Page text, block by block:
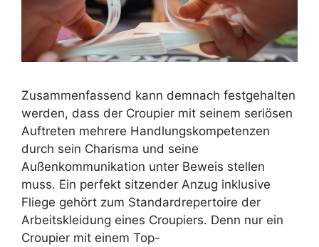
Zusammenfassend kann demnach festgehalten
werden, dass der Croupier mit seinem seriösen
Auftreten mehrere Handlungskompetenzen
durch sein Charisma und seine
Außenkommunikation unter Beweis stellen
muss. Ein perfekt sitzender Anzug inklusive
Fliege gehört zum Standardrepertoire der
Arbeitskleidung eines Croupiers. Denn nur ein
Croupier mit einem Top-